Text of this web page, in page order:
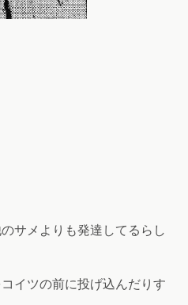
サメよりも発達してるらし
イツの前に投げ込んだりす